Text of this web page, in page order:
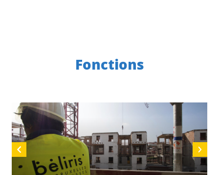
Fonctions